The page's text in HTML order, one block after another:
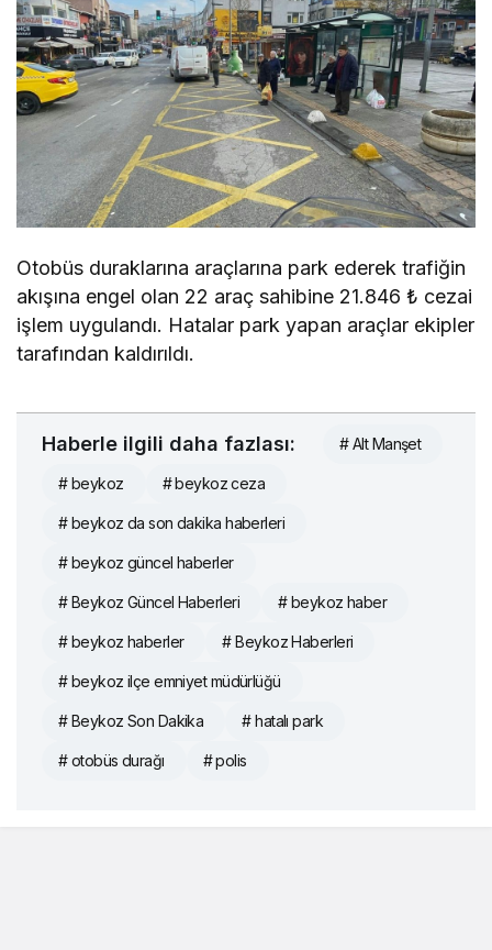
Otobüs duraklarına araçlarına park ederek trafiğin
akışına engel olan 22 araç sahibine 21.846 ₺ cezai
işlem uygulandı. Hatalar park yapan araçlar ekipler
tarafından kaldırıldı.
Haberle ilgili daha fazlası: # Alt Manşet
# beykoz # beykoz ceza
# beykoz da son dakika haberleri
# beykoz güncel haberler
# Beykoz Güncel Haberleri # beykoz haber
# beykoz haberler # Beykoz Haberleri
# beykoz ilçe emniyet müdürlüğü
# Beykoz Son Dakika # hatalı park
# otobüs durağı # polis